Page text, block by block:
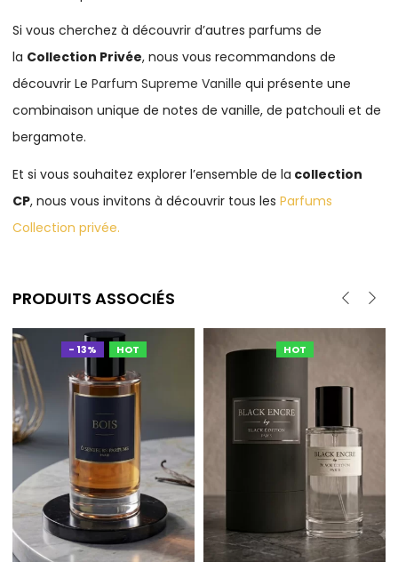
Si vous cherchez à découvrir d’autres parfums de
la Collection Privée, nous vous recommandons de
découvrir LeParfum Supreme Vanillequi présente une
combinaison unique de notes de vanille, de patchouli et de
bergamote.
Et si vous souhaitez explorer l’ensemble de la collection
CP, nous vous invitons à découvrir tous lesParfums
Collection privée.
PRODUITS ASSOCIÉS
- 13% HOT HOT